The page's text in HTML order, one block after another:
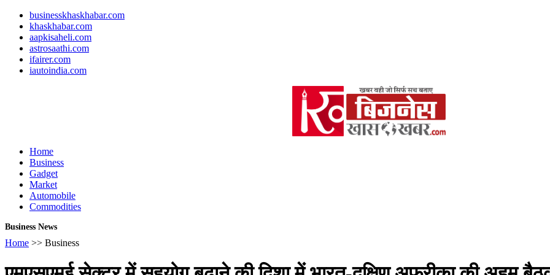
businesskhaskhabar.com
khaskhabar.com
aapkisaheli.com
astrosaathi.com
ifairer.com
iautoindia.com
Home
Business
Gadget
Market
Automobile
Commodities
Business News
Home >> Business